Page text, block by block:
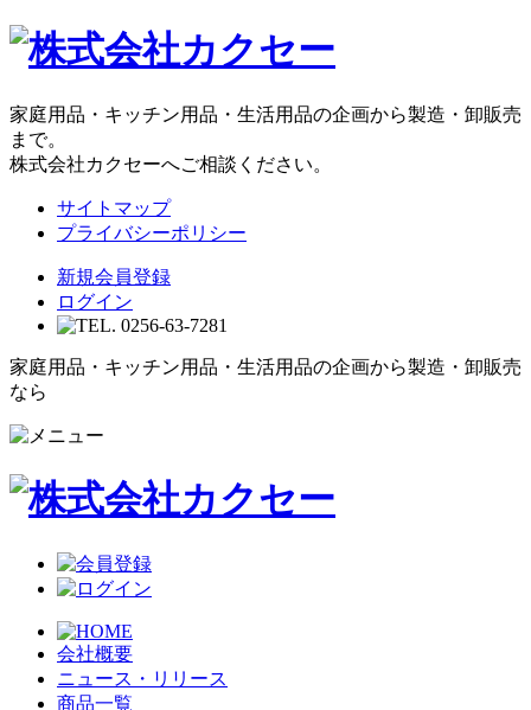
家庭用品・キッチン用品・生活用品の企画から製造・卸販売
まで。
株式会社カクセーへご相談ください。
サイトマップ
プライバシーポリシー
新規会員登録
ログイン
家庭用品・キッチン用品・生活用品の企画から製造・卸販売
なら
会社概要
ニュース・リリース
商品一覧